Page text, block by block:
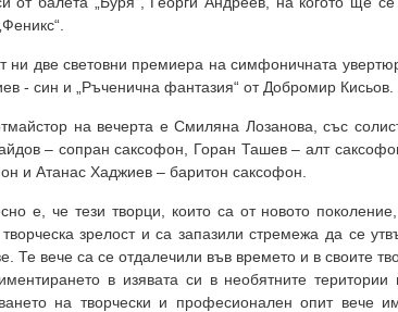
ни две световни премиера на симфоничната
- син и
„Ръченична фантазия“ от Добромир Кисьов.
на вечерта е Смиляна Лозанова, със
– сопран саксофон, Горан Ташев – алт
и Атанас Хаджиев – баритон саксофон.
е, че тези творци, които са от новото
творческа зрелост и са запазили стремежа да се
Те вече са се отдалечили във времето и в своите
в изявата си в необятните
на творчески и професионален опит вече